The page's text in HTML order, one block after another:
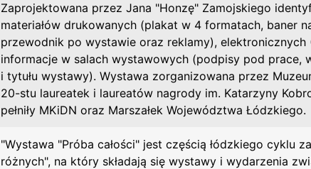
Zaprojektowana przez Jana "Honzę" Zamojskiego
materiałów drukowanych (plakat w 4 formatach, baner
przewodnik po wystawie oraz reklamy),
informacje w salach wystawowych (podpisy pod
i tytułu wystawy). Wystawa zorganizowana przez
20-stu laureatek i laureatów nagrody im. Katarzyny
pełniły MKiDN oraz Marszałek Województwa Łódzkiego.
"Wystawa "Próba całości" jest częścią łódzkiego cyklu
różnych", na który składają się wystawy i wydarzenia